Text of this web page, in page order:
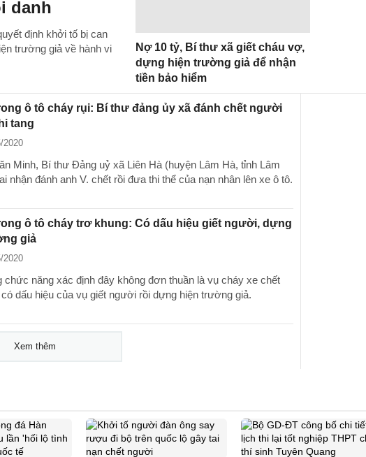
danh
định khởi tố bị can
trường giả về hành vi
Nợ 10 tỷ, Bí thư xã giết cháu vợ,
dựng hiện trường giả để nhận
tiền bảo hiểm
ô tô cháy rụi: Bí thư đảng ủy xã đánh chết người
tang
2020
Minh, Bí thư Đảng uỷ xã Liên Hà (huyện Lâm Hà, tỉnh Lâm
nhận đánh anh V. chết rồi đưa thi thể của nạn nhân lên xe ô tô.
ô tô cháy trơ khung: Có dấu hiệu giết người, dựng
giả
2020
năng xác định đây không đơn thuần là vụ cháy xe chết
dấu hiệu của vụ giết người rồi dựng hiện trường giả.
Xem thêm